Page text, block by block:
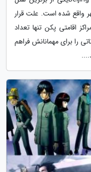
5 ستاره این شهر واقع شده است. علت قرار
مراکز اقامتی پکن تنها تعداد
را برای مهمانانش فراهم